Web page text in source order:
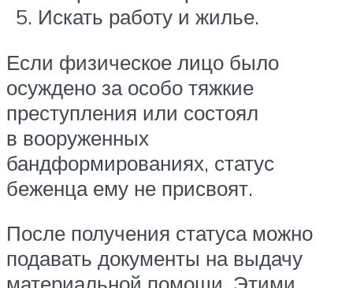
Искать работу и жилье.
Если физическое лицо было
осуждено за особо тяжкие
преступления или состоял
в вооруженных
бандформированиях, статус
беженца ему не присвоят.
После получения статуса можно
подавать документы на выдачу